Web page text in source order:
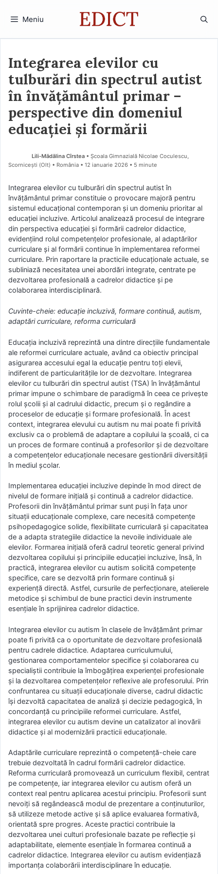
Meniu
Integrarea elevilor cu
tulburări din spectrul autist
în învățământul primar –
perspective din domeniul
educației și formării
Lili-Mădălina Cîrstea • Școala Gimnazială Nicolae Coculescu,
Scornicești (Olt) • România
12 ianuarie 2026 • 5 minute
Integrarea elevilor cu tulburări din spectrul autist în
învățământul primar constituie o provocare majoră pentru
sistemul educațional contemporan și un domeniu prioritar al
educației incluzive. Articolul analizează procesul de integrare
din perspectiva educației și formării cadrelor didactice,
evidențiind rolul competențelor profesionale, al adaptărilor
curriculare și al formării continue în implementarea reformei
curriculare. Prin raportare la practicile educaționale actuale, se
subliniază necesitatea unei abordări integrate, centrate pe
dezvoltarea profesională a cadrelor didactice și pe
colaborarea interdisciplinară.
Cuvinte-cheie: educație incluzivă, formare continuă, autism,
adaptări curriculare, reforma curriculară
Educația incluzivă reprezintă una dintre direcțiile fundamentale
ale reformei curriculare actuale, având ca obiectiv principal
asigurarea accesului egal la educație pentru toți elevii,
indiferent de particularitățile lor de dezvoltare. Integrarea
elevilor cu tulburări din spectrul autist (TSA) în învățământul
primar impune o schimbare de paradigmă în ceea ce privește
rolul școlii și al cadrului didactic, precum și o regândire a
proceselor de educație și formare profesională. În acest
context, integrarea elevului cu autism nu mai poate fi privită
exclusiv ca o problemă de adaptare a copilului la școală, ci ca
un proces de formare continuă a profesorilor și de dezvoltare
a competențelor educaționale necesare gestionării diversității
în mediul școlar.
Implementarea educației incluzive depinde în mod direct de
nivelul de formare inițială și continuă a cadrelor didactice.
Profesorii din învățământul primar sunt puși în fața unor
situații educaționale complexe, care necesită competențe
psihopedagogice solide, flexibilitate curriculară și capacitatea
de a adapta strategiile didactice la nevoile individuale ale
elevilor. Formarea inițială oferă cadrul teoretic general privind
dezvoltarea copilului și principiile educației incluzive, însă, în
practică, integrarea elevilor cu autism solicită competențe
specifice, care se dezvoltă prin formare continuă și
experiență directă. Astfel, cursurile de perfecționare, atelierele
metodice și schimbul de bune practici devin instrumente
esențiale în sprijinirea cadrelor didactice.
Integrarea elevilor cu autism în clasele de învățământ primar
poate fi privită ca o oportunitate de dezvoltare profesională
pentru cadrele didactice. Adaptarea curriculumului,
gestionarea comportamentelor specifice și colaborarea cu
specialiștii contribuie la îmbogățirea experienței profesionale
și la dezvoltarea competențelor reflexive ale profesorului. Prin
confruntarea cu situații educaționale diverse, cadrul didactic
își dezvoltă capacitatea de analiză și decizie pedagogică, în
concordanță cu principiile reformei curriculare. Astfel,
integrarea elevilor cu autism devine un catalizator al inovării
didactice și al modernizării practicii educaționale.
Adaptările curriculare reprezintă o competență-cheie care
trebuie dezvoltată în cadrul formării cadrelor didactice.
Reforma curriculară promovează un curriculum flexibil, centrat
pe competențe, iar integrarea elevilor cu autism oferă un
context real pentru aplicarea acestui principiu. Profesorii sunt
nevoiți să regândească modul de prezentare a conținuturilor,
să utilizeze metode active și să aplice evaluarea formativă,
orientată spre progres. Aceste practici contribuie la
dezvoltarea unei culturi profesionale bazate pe reflecție și
adaptabilitate, elemente esențiale în formarea continuă a
cadrelor didactice. Integrarea elevilor cu autism evidențiază
importanța colaborării interdisciplinare în educație.